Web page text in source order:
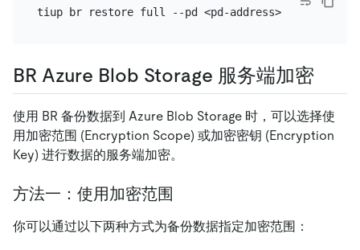
BR Azure Blob Storage 服务端加密
使用 BR 备份数据到 Azure Blob Storage 时，可以选择使
用加密范围 (Encryption Scope) 或加密密钥 (Encryption
Key) 进行数据的服务端加密。
方法一：使用加密范围
你可以通过以下两种方式为备份数据指定加密范围：